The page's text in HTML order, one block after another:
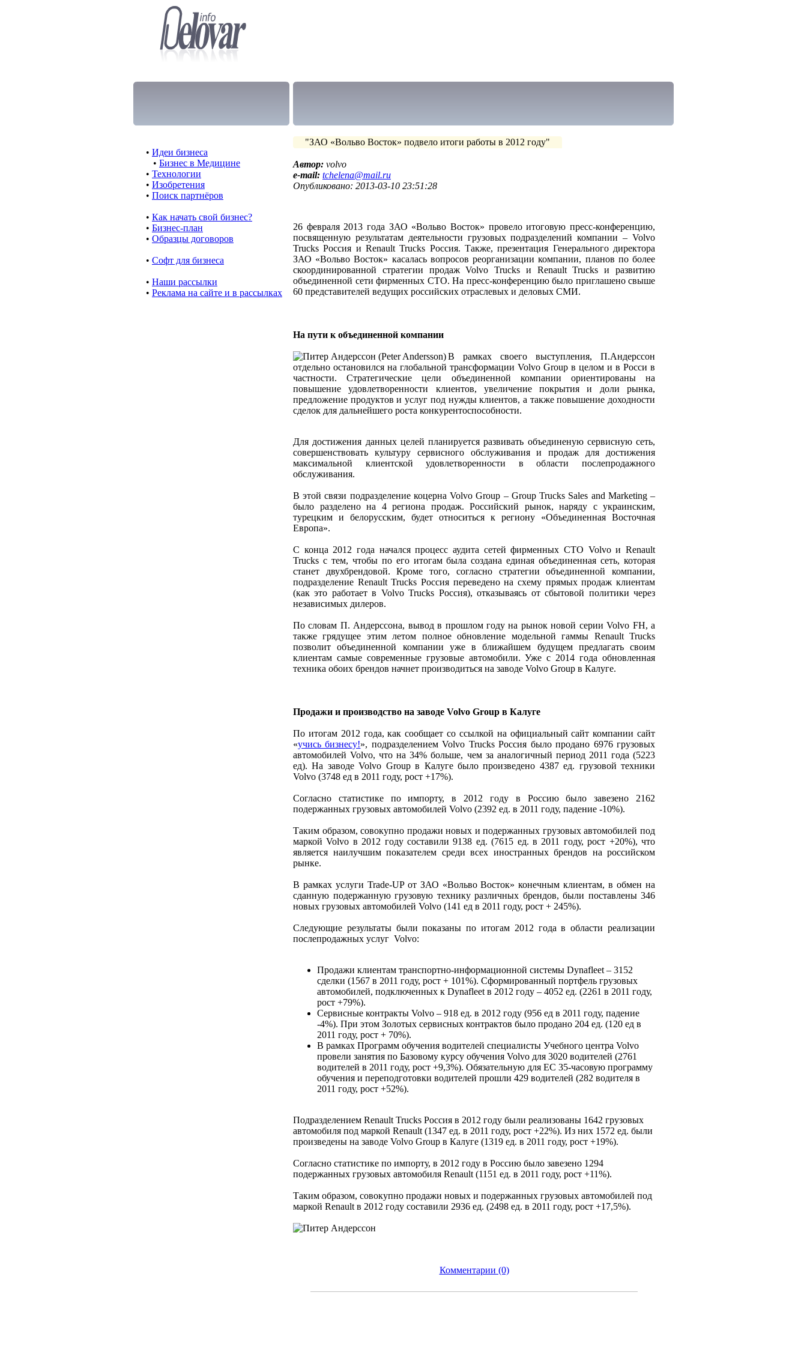
• Идеи бизнеса
• Бизнес в Медицине
• Технологии
• Изобретения
• Поиск партнёров
• Как начать свой бизнес?
• Бизнес-план
• Образцы договоров
• Cофт для бизнеса
• Наши рассылки
• Реклама на сайте и в рассылках
"ЗАО «Вольво Восток» подвело итоги работы в 2012 году"
Автор: volvo
e-mail: tchelena@mail.ru
Опубликовано: 2013-03-10 23:51:28
26 февраля 2013 года ЗАО «Вольво Восток» провело итоговую пресс-конференцию,
посвященную результатам деятельности грузовых подразделений компании – Volvo
Trucks Россия и Renault Trucks Россия. Также, презентация Генерального директора
ЗАО «Вольво Восток» касалась вопросов реорганизации компании, планов по более
скоординированной стратегии продаж Volvo Trucks и Renault Trucks и развитию
объединенной сети фирменных СТО. На пресс-конференцию было приглашено свыше
60 представителей ведущих российских отраслевых и деловых СМИ.
На пути к объединенной компании
В рамках своего выступления, П.Андерссон
отдельно остановился на глобальной трансформации Volvo Group в целом и в Росси в
частности. Стратегические цели объединенной компании ориентированы на
повышение удовлетворенности клиентов, увеличение покрытия и доли рынка,
предложение продуктов и услуг под нужды клиентов, а также повышение доходности
сделок для дальнейшего роста конкурентоспособности.
Для достижения данных целей планируется развивать объединеную сервисную сеть,
совершенствовать культуру сервисного обслуживания и продаж для достижения
максимальной клиентской удовлетворенности в области послепродажного
обслуживания.
В этой связи подразделение коцерна Volvo Group – Group Trucks Sales and Marketing –
было разделено на 4 региона продаж. Российский рынок, наряду с украинским,
турецким и белорусским, будет относиться к региону «Объединенная Восточная
Европа».
С конца 2012 года начался процесс аудита сетей фирменных СТО Volvo и Renault
Trucks с тем, чтобы по его итогам была создана единая объединенная сеть, которая
станет двухбрендовой. Кроме того, согласно стратегии объединенной компании,
подразделение Renault Trucks Россия переведено на схему прямых продаж клиентам
(как это работает в Volvo Trucks Россия), отказываясь от сбытовой политики через
независимых дилеров.
По словам П. Андерссона, вывод в прошлом году на рынок новой серии Volvo FH, а
также грядущее этим летом полное обновление модельной гаммы Renault Trucks
позволит объединенной компании уже в ближайшем будущем предлагать своим
клиентам самые современные грузовые автомобили. Уже с 2014 года обновленная
техника обоих брендов начнет производиться на заводе Volvo Group в Калуге.
Продажи и производство на заводе Volvo Group в Калуге
По итогам 2012 года, как сообщает со ссылкой на официальный сайт компании сайт
«учись бизнесу!», подразделением Volvo Trucks Россия было продано 6976 грузовых
автомобилей Volvo, что на 34% больше, чем за аналогичный период 2011 года (5223
ед). На заводе Volvo Group в Калуге было произведено 4387 ед. грузовой техники
Volvo (3748 ед в 2011 году, рост +17%).
Согласно статистике по импорту, в 2012 году в Россию было завезено 2162
подержанных грузовых автомобилей Volvo (2392 ед. в 2011 году, падение -10%).
Таким образом, совокупно продажи новых и подержанных грузовых автомобилей под
маркой Volvo в 2012 году составили 9138 ед. (7615 ед. в 2011 году, рост +20%), что
является наилучшим показателем среди всех иностранных брендов на российском
рынке.
В рамках услуги Trade-UP от ЗАО «Вольво Восток» конечным клиентам, в обмен на
сданную подержанную грузовую технику различных брендов, были поставлены 346
новых грузовых автомобилей Volvo (141 ед в 2011 году, рост + 245%).
Следующие результаты были показаны по итогам 2012 года в области реализации
послепродажных услуг Volvo:
Продажи клиентам транспортно-информационной системы Dynafleet – 3152
сделки (1567 в 2011 году, рост + 101%). Сформированный портфель грузовых
автомобилей, подключенных к Dynafleet в 2012 году – 4052 ед. (2261 в 2011 году,
рост +79%).
Сервисные контракты Volvo – 918 ед. в 2012 году (956 ед в 2011 году, падение
-4%). При этом Золотых сервисных контрактов было продано 204 ед. (120 ед в
2011 году, рост + 70%).
В рамках Программ обучения водителей специалисты Учебного центра Volvo
провели занятия по Базовому курсу обучения Volvo для 3020 водителей (2761
водителей в 2011 году, рост +9,3%). Обязательную для ЕС 35-часовую программу
обучения и переподготовки водителей прошли 429 водителей (282 водителя в
2011 году, рост +52%).
Подразделением Renault Trucks Россия в 2012 году были реализованы 1642 грузовых
автомобиля под маркой Renault (1347 ед. в 2011 году, рост +22%). Из них 1572 ед. были
произведены на заводе Volvo Group в Калуге (1319 ед. в 2011 году, рост +19%).
Согласно статистике по импорту, в 2012 году в Россию было завезено 1294
подержанных грузовых автомобиля Renault (1151 ед. в 2011 году, рост +11%).
Таким образом, совокупно продажи новых и подержанных грузовых автомобилей под
маркой Renault в 2012 году составили 2936 ед. (2498 ед. в 2011 году, рост +17,5%).
Комментарии (0)